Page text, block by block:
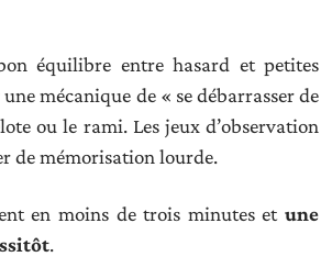
équilibre entre hasard et petites
mécanique de « se débarrasser de
ou le rami. Les jeux d’observation
de mémorisation lourde.
en moins de trois minutes et une
.